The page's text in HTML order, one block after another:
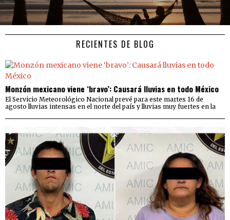
RECIENTES DE BLOG
Monzón mexicano viene ‘bravo’: Causará lluvias en todo México
El Servicio Meteorológico Nacional prevé para este martes 16 de
agosto lluvias intensas en el norte del país y lluvias muy fuertes en la